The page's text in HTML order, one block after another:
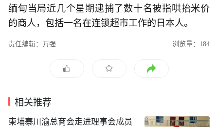
缅甸当局近几个星期逮捕了数十名被指哄抬米价
的商人，包括一名在连锁超市工作的日本人。
责任编辑：万强 浏览量：184
相关推荐
柬埔寨川渝总商会走进理事会成员